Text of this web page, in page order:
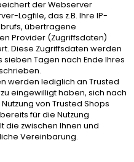
der Webserver
Logfile, das z.B. Ihre IP-
übertragene
Provider (Zugriffsdaten)
Diese Zugriffsdaten werden
Tagen nach Ende Ihres
werden lediglich an Trusted
eingewilligt haben, sich nach
von Trusted Shops
für die Nutzung
die zwischen Ihnen und
Vereinbarung.